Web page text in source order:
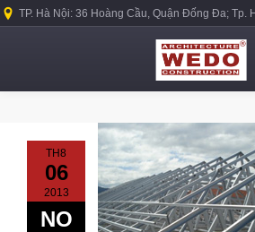
TP. Hà Nội: 36 Hoàng Cầu, Quận Đống Đa; Tp.
TH8
06
2013
NO